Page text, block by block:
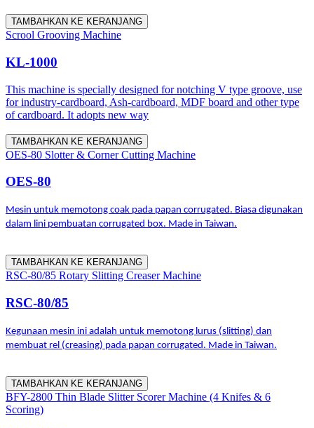
TAMBAHKAN KE KERANJANG
Scrool Grooving Machine
KL-1000
This machine is specially designed for notching V type groove, use
for industry-cardboard, Ash-cardboard, MDF board and other type
of cardboard. It adopts new way
TAMBAHKAN KE KERANJANG
OES-80 Slotter & Corner Cutting Machine
OES-80
Mesin untuk memotong coak pada papan corrugated. Biasa digunakan
dalam lini pembuatan corrugated box. Made in Taiwan.
TAMBAHKAN KE KERANJANG
RSC-80/85 Rotary Slitting Creaser Machine
RSC-80/85
Kegunaan mesin ini adalah untuk memotong lurus (slitting) dan
membuat rel (creasing) pada papan corrugated. Made in Taiwan.
TAMBAHKAN KE KERANJANG
BFY-2800 Thin Blade Slitter Scorer Machine (4 Knifes & 6
Scoring)